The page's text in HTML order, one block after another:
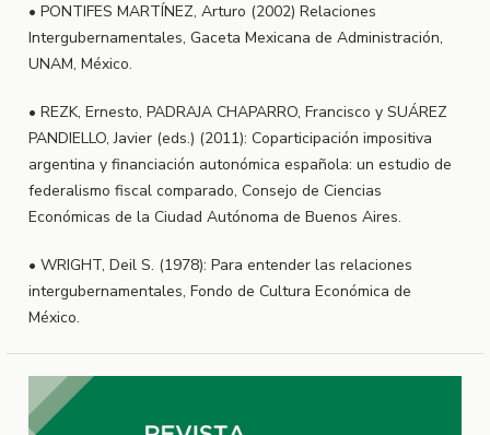
• PONTIFES MARTÍNEZ, Arturo (2002) Relaciones
Intergubernamentales, Gaceta Mexicana de Administración,
UNAM, México.
• REZK, Ernesto, PADRAJA CHAPARRO, Francisco y SUÁREZ
PANDIELLO, Javier (eds.) (2011): Coparticipación impositiva
argentina y financiación autonómica española: un estudio de
federalismo fiscal comparado, Consejo de Ciencias
Económicas de la Ciudad Autónoma de Buenos Aires.
• WRIGHT, Deil S. (1978): Para entender las relaciones
intergubernamentales, Fondo de Cultura Económica de
México.